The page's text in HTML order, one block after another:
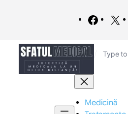
X
Type
Medicină